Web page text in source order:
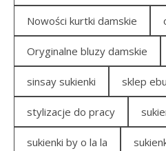
Nowości kurtki damskie
Oryginalne bluzy damskie
sinsay sukienki sklep
stylizacje do pracy
sukienki by o la la